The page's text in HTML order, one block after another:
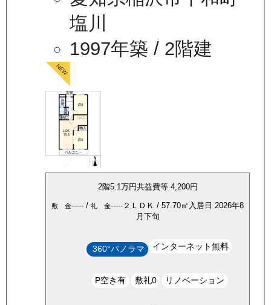
塩川
1997年築 / 2階建
2階5.1万円共益費等 4,200円
敷 金----- / 礼 金----- ２ＬＤＫ / 57.70㎡ 入居日 2026年8
月下旬
360°パノラマ インターネット無料
P空き有 敷礼0 リノベーション